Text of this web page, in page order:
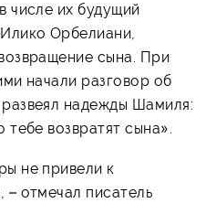
числе их будущий
Орбелиани,
сына. При
начали разговор об
надежды Шамиля:
возвратят сына».
не привели к
отмечал писатель